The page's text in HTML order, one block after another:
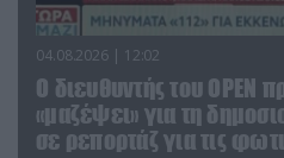
04.08.2026 | 12:02
O διευθυντής του OPEN
«μαζέψει» για τη
σε ρεπορτάζ για τις